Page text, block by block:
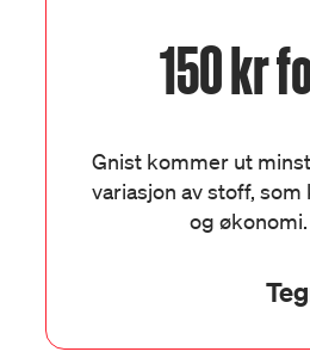
150 kr
Gnist kommer ut
variasjon av stoff,
og